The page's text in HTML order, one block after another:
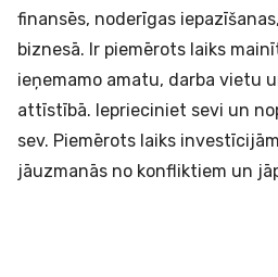
finansēs, noderīgas
biznesā. Ir piemērots laiks
ieņemamo amatu, darba vietu
attīstībā. Ieprieciniet sevi un
sev. Piemērots laiks investīcijām
jāuzmanās no konfliktiem un